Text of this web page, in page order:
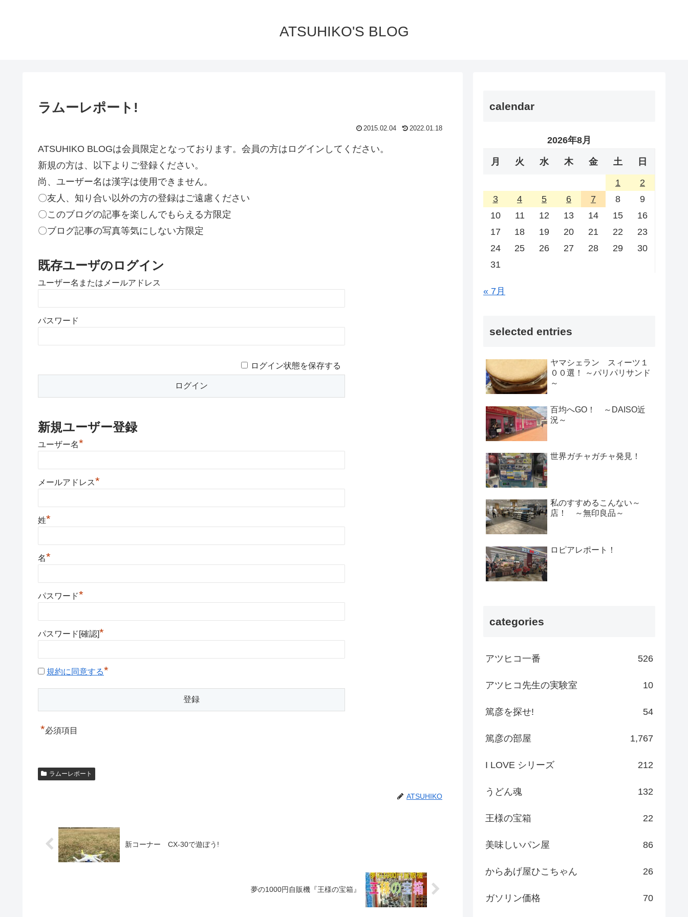
ATSUHIKO'S BLOG
ラムーレポート!
2015.02.04 2022.01.18
ATSUHIKO BLOGは会員限定となっております。会員の方はログインしてください。
新規の方は、以下よりご登録ください。
尚、ユーザー名は漢字は使用できません。
〇友人、知り合い以外の方の登録はご遠慮ください
〇このブログの記事を楽しんでもらえる方限定
〇ブログ記事の写真等気にしない方限定
既存ユーザのログイン
ユーザー名またはメールアドレス
パスワード
ログイン状態を保存する
新規ユーザー登録
ユーザー名*
メールアドレス*
姓*
名*
パスワード*
パスワード[確認]*
規約に同意する*
*必須項目
ラムーレポート
ATSUHIKO
新コーナー CX-30で遊ぼう!
夢の1000円自販機『王様の宝箱』
calendar
2026年8月
月 火 水 木 金 土 日
1
2
3
4 5 6 7 8
9
10
11 12 13 14 15
16
17
18 19 20 21 22
23
24
25 26 27 28 29
30
31
« 7月
selected entries
ヤマシェラン スィーツ１
００選！ ～パリパリサンド
～
百均へGO！ ～DAISO近
況～
世界ガチャガチャ発見！
私のすすめるこんない～
店！ ～無印良品～
ロピアレポート！
categories
アツヒコ一番 526
アツヒコ先生の実験室 10
篤彦を探せ! 54
篤彦の部屋 1,767
I LOVE シリーズ 212
うどん魂 132
王様の宝箱 22
美味しいパン屋 86
からあげ屋ひこちゃん 26
ガソリン価格 70